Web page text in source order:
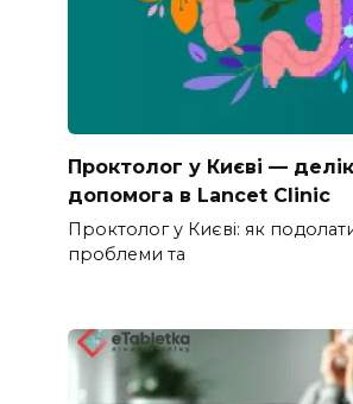
Проктолог у Києві —
допомога в Lancet Clinic
Проктолог у Києві: як подолати
проблеми та